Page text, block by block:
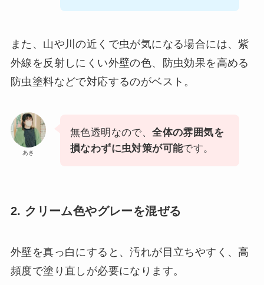
また、山や川の近くで虫が気になる場合には、紫
外線を反射しにくい外壁の色、防虫効果を高める
防虫塗料などで対応するのがベスト。
あき
無色透明なので、全体の雰囲気を
損なわずに虫対策が可能です。
2. クリーム色やグレーを混ぜる
外壁を真っ白にすると、汚れが目立ちやすく、高
頻度で塗り直しが必要になります。